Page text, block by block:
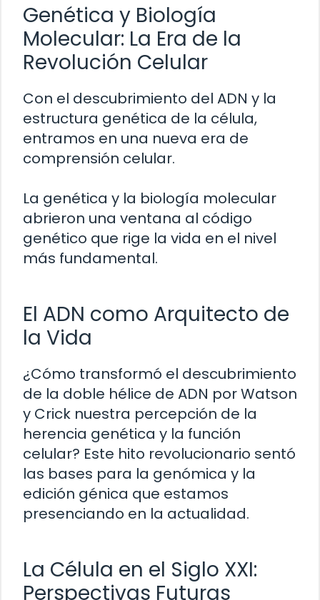
Genética y Biología
Molecular: La Era de la
Revolución Celular
Con el descubrimiento del ADN y la
estructura genética de la célula,
entramos en una nueva era de
comprensión celular.
La genética y la biología molecular
abrieron una ventana al código
genético que rige la vida en el nivel
más fundamental.
El ADN como Arquitecto de
la Vida
¿Cómo transformó el descubrimiento
de la doble hélice de ADN por Watson
y Crick nuestra percepción de la
herencia genética y la función
celular? Este hito revolucionario sentó
las bases para la genómica y la
edición génica que estamos
presenciando en la actualidad.
La Célula en el Siglo XXI:
Perspectivas Futuras